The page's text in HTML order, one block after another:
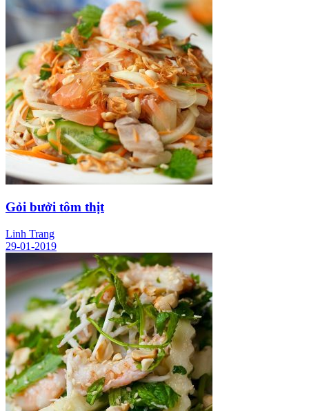
Gỏi bưởi tôm thịt
Linh Trang
29-01-2019